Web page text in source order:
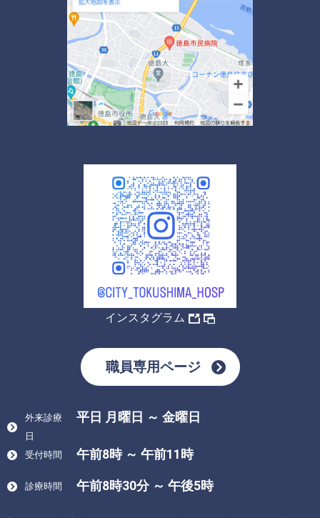
インスタグラム
職員専用ページ
外来診療
日
平日 月曜日 ～ 金曜日
受付時間 午前8時 ～ 午前11時
診療時間 午前8時30分 ～ 午後5時